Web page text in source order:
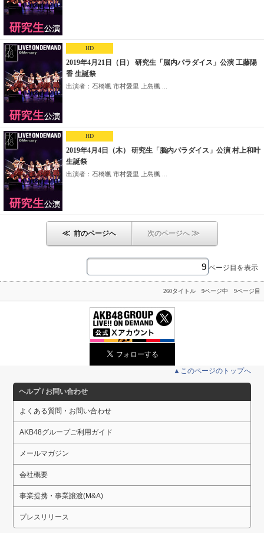
HD
2019年4月21日（日） 研究生「脳内パラダイス」公演 工藤陽
香 生誕祭
出演者：石橋颯 市村愛里 上島楓 ...
HD
2019年4月4日（木） 研究生「脳内パラダイス」公演 村上和叶
生誕祭
出演者：石橋颯 市村愛里 上島楓 ...
≪ 前のページへ 次のページへ≫
ページ目を表示
260タイトル 9ページ中 9ページ目
▲このページのトップへ
ヘルプ / お問い合わせ
よくある質問・お問い合わせ
AKB48グループご利用ガイド
メールマガジン
会社概要
事業提携・事業譲渡(M&A)
プレスリリース